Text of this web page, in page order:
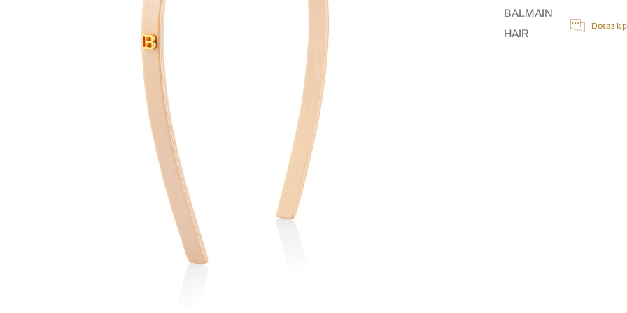
BALMAIN
HAIR
Dotaz k